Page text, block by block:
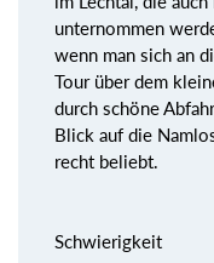
unternommen
wenn man sich an
Tour über dem
durch schöne
Blick auf die
recht beliebt.
Schwierigkeit